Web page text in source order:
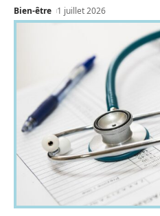
Bien-être 1 juillet 2026